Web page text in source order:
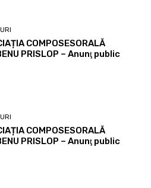
COMPOSESORALĂ
PRISLOP – Anunţ public
COMPOSESORALĂ
PRISLOP – Anunţ public